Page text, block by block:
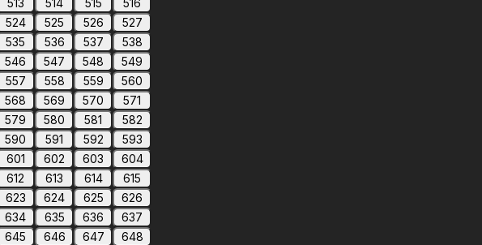
513 514 515
516
524 525 526
527
535 536 537
538
546 547 548
549
557 558 559
560
568 569 570
571
579 580 581
582
590 591 592
593
601 602 603
604
612 613 614
615
623 624 625
626
634 635 636
637
645 646 647
648